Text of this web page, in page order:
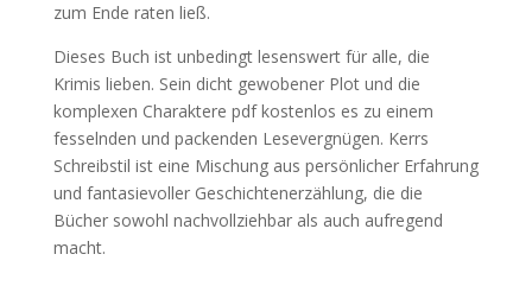
zum Ende raten ließ.
Dieses Buch ist unbedingt lesenswert für alle, die
Krimis lieben. Sein dicht gewobener Plot und die
komplexen Charaktere pdf kostenlos es zu einem
fesselnden und packenden Lesevergnügen. Kerrs
Schreibstil ist eine Mischung aus persönlicher Erfahrung
und fantasievoller Geschichtenerzählung, die die
Bücher sowohl nachvollziehbar als auch aufregend
macht.